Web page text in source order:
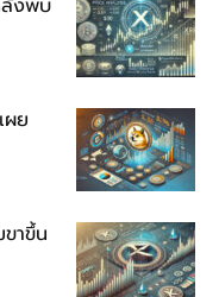
ลังพบ
ผย
าขึ้น